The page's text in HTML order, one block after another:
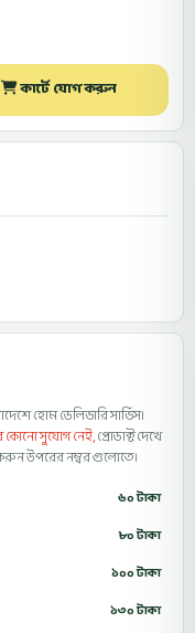
কার্টে যোগ করুন
হোম ডেলিভারি সার্ভিস।
কোনো সুযোগ নেই,প্রোডাক্ট দেখে
উপরের নম্বর গুলোতে।
৬০ টাকা
৮০ টাকা
১০০ টাকা
১৩০ টাকা